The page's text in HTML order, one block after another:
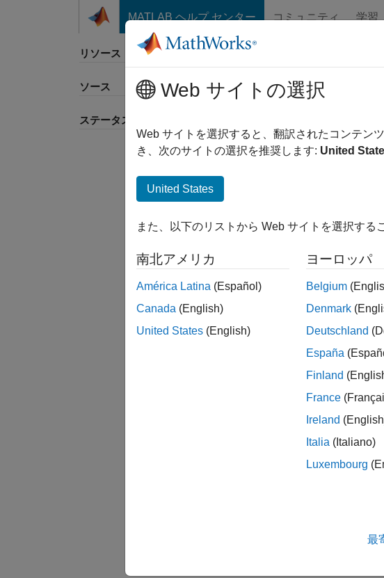
コンテンツへスキップ
MATLAB ヘルプ センター コミュニティ 学習
リソース
ソース
ステータス
並べ替え
Web サイトの選択
Web サイトを選択すると、翻訳されたコンテン
き、次のサイトの選択を推奨します: United
United States
また、以下のリストから Web サイトを選択する
南北アメリカ
América Latina (Español)
Canada (English)
United States (English)
ヨーロッパ
Belgium
Denmark
Deutschland
España
Finland
France
Ireland
Italia (Italiano)
Luxembourg
最